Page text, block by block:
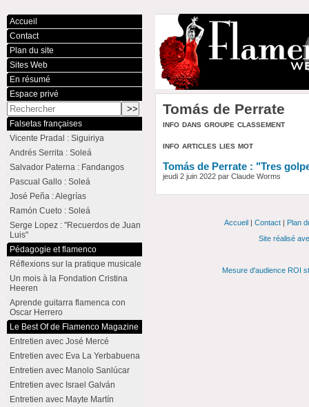
Tomás de Perrate
info dans groupe classement
info articles lies mot
Tomás de Perrate : "Tres
jeudi 2 juin 2022 par Claude Worms
Accueil
Contact
Plan du site
Sites Web
En résumé
Espace privé
Falsetas françaises
Vicente Pradal : Siguiriya
Andrés Serrita : Soleá
Salvador Paterna : Fandangos
Pascual Gallo : Soleá
José Peña : Alegrías
Ramón Cueto : Soleá
Serge Lopez : "Recuerdos de Juan
Luis"
Pédagogie et flamenco
Réflexions sur la pratique musicale
Un mois à la Fondation Cristina
Heeren
Aprende guitarra flamenca con
Oscar Herrero
Le Best Of de Flamenco Magazine
Entretien avec José Mercé
Entretien avec Eva La Yerbabuena
Entretien avec Manolo Sanlúcar
Entretien avec Israel Galván
Entretien avec Mayte Martín
Accueil| Contact| Plan
Site réalisé
Mesure d'audience ROI